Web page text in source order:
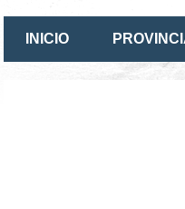
INICIO